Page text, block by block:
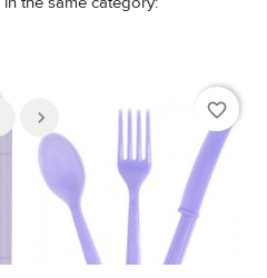
favorite_border